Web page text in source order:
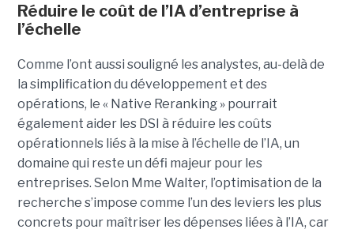
Réduire le coût de l’IA d’entreprise à
l’échelle
Comme l’ont aussi souligné les analystes, au-delà de
la simplification du développement et des
opérations, le « Native Reranking » pourrait
également aider les DSI à réduire les coûts
opérationnels liés à la mise à l’échelle de l’IA, un
domaine qui reste un défi majeur pour les
entreprises. Selon Mme Walter, l’optimisation de la
recherche s’impose comme l’un des leviers les plus
concrets pour maîtriser les dépenses liées à l’IA, car